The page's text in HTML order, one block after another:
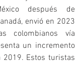
después de
envió en 2023
colombianos vía
un incremento
2019. Estos turistas